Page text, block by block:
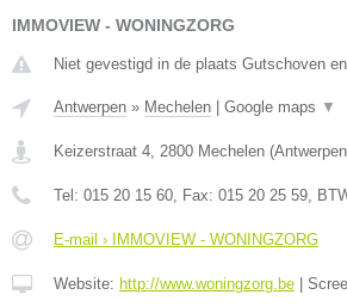
IMMOVIEW - WONINGZORG
Niet gevestigd in de plaats Gutschoven
Antwerpen » Mechelen Google maps ▼
Keizerstraat 4 2800 Mechelen (Antwerpen
Tel: 015 20 15 60 , Fax: 015 20 25 59 ,
E-mail › IMMOVIEW - WONINGZORG
Website: http://www.woningzorg.be